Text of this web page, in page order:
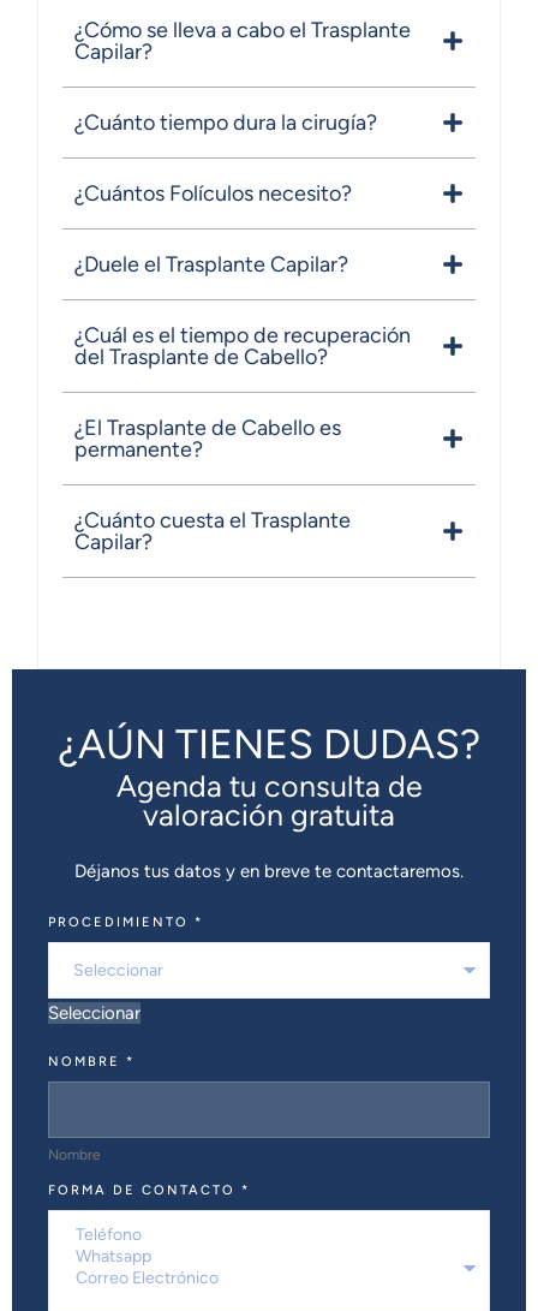
¿Cómo se lleva a cabo el Trasplante
Capilar?
¿Cuánto tiempo dura la cirugía?
¿Cuántos Folículos necesito?
¿Duele el Trasplante Capilar?
¿Cuál es el tiempo de recuperación
del Trasplante de Cabello?
¿El Trasplante de Cabello es
permanente?
¿Cuánto cuesta el Trasplante
Capilar?
¿AÚN TIENES DUDAS?
Agenda tu consulta de
valoración gratuita
Déjanos tus datos y en breve te contactaremos.
PROCEDIMIENTO *
Seleccionar
NOMBRE *
Nombre
FORMA DE CONTACTO *